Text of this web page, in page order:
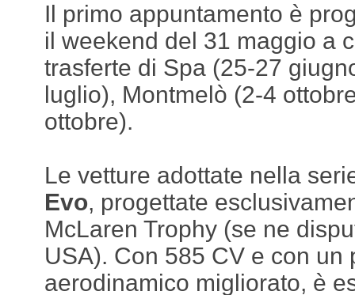
Il primo appuntamento è
il weekend del 31 maggio a
trasferte di Spa (25-27
luglio), Montmelò (2-4
ottobre).
Le vetture adottate nella
Evo, progettate
McLaren Trophy (se ne
USA). Con 585 CV e con un
aerodinamico migliorato, è